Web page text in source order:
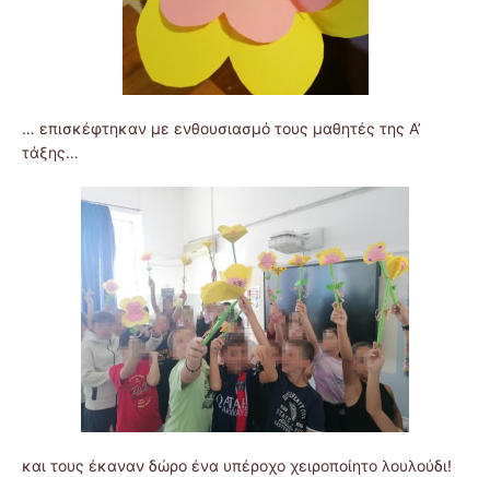
… επισκέφτηκαν με ενθουσιασμό τους μαθητές της Α’
τάξης…
και τους έκαναν δώρο ένα υπέροχο χειροποίητο λουλούδι!